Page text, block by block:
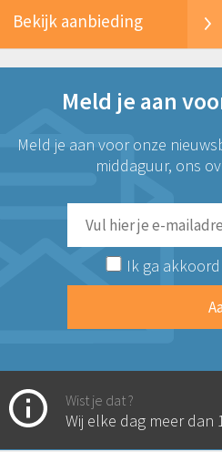
Bekijk aanbieding
Meld je aan
Meld je aan voor onze
middaguur, ons
Ik ga
Wist je dat ?
Wij elke dag meer dan